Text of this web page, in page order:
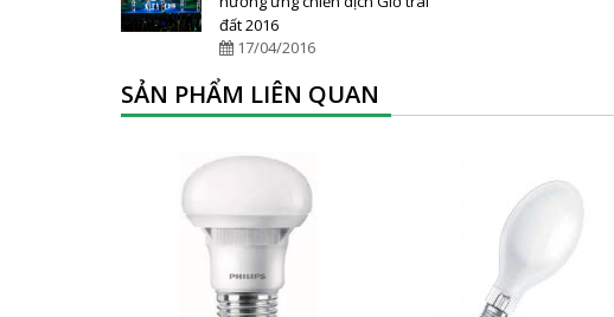
đất 2016
17/04/2016
SẢN PHẨM LIÊN QUAN